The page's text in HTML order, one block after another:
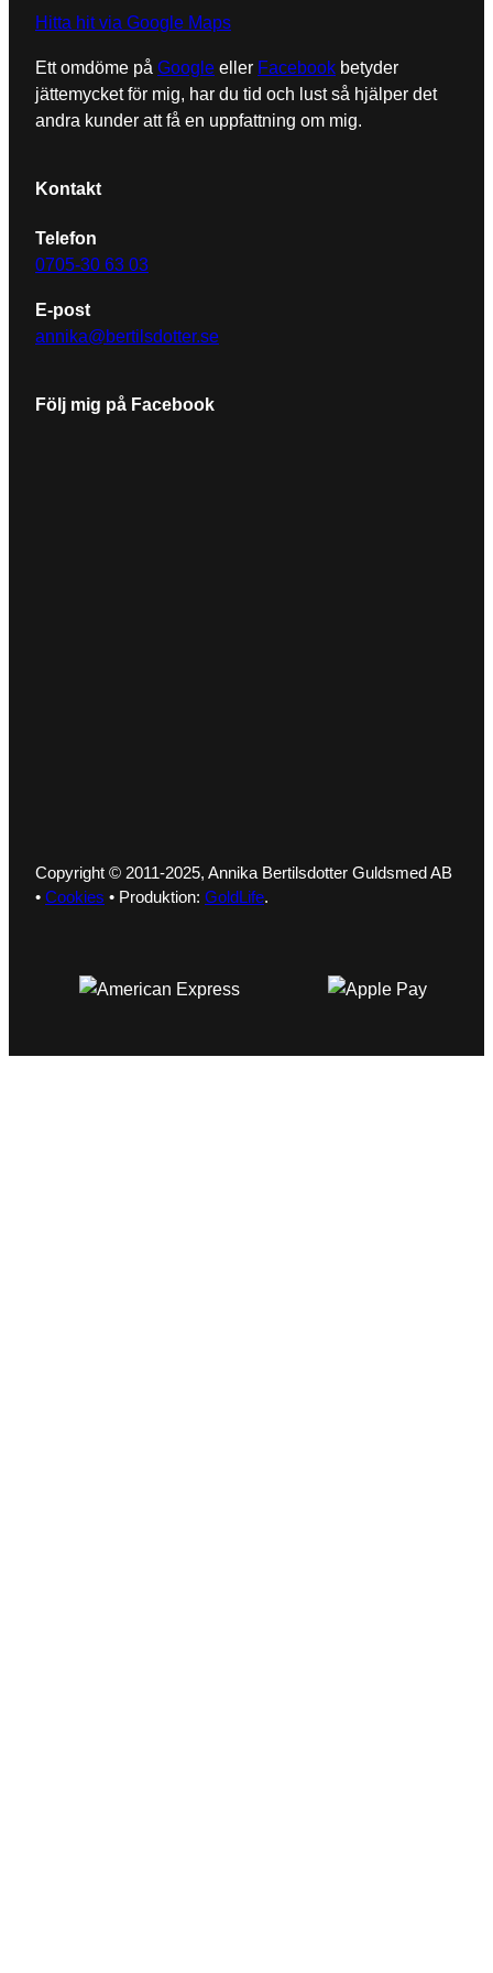
Hitta hit via Google Maps
Ett omdöme på Google eller Facebook betyder
jättemycket för mig, har du tid och lust så hjälper det
andra kunder att få en uppfattning om mig.
Kontakt
Telefon
0705-30 63 03
E-post
annika@bertilsdotter.se
Följ mig på Facebook
Copyright © 2011-2025, Annika Bertilsdotter Guldsmed AB
• Cookies • Produktion: GoldLife.
du nekar de
kommer
viss
funktionalitet
Marknadsföring
Genom att dela
intressen och
ditt beteende när
få se personligt
anpassat